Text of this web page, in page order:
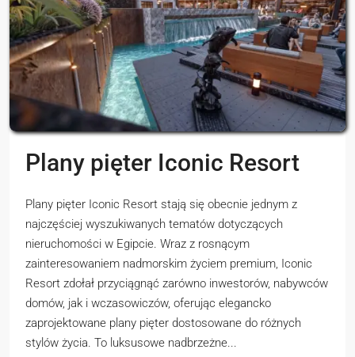
Plany pięter Iconic Resort
Plany pięter Iconic Resort stają się obecnie jednym z
najczęściej wyszukiwanych tematów dotyczących
nieruchomości w Egipcie. Wraz z rosnącym
zainteresowaniem nadmorskim życiem premium, Iconic
Resort zdołał przyciągnąć zarówno inwestorów, nabywców
domów, jak i wczasowiczów, oferując elegancko
zaprojektowane plany pięter dostosowane do różnych
stylów życia. To luksusowe nadbrzeżne...